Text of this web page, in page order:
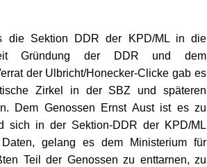
die Sektion DDR der KPD/ML in die
Gründung der DDR und dem
der Ulbricht/Honecker-Clicke gab es
Zirkel in der SBZ und späteren
Dem Genossen Ernst Aust ist es zu
sich in der Sektion-DDR der KPD/ML
gelang es dem Ministerium für
Teil der Genossen zu enttarnen, zu